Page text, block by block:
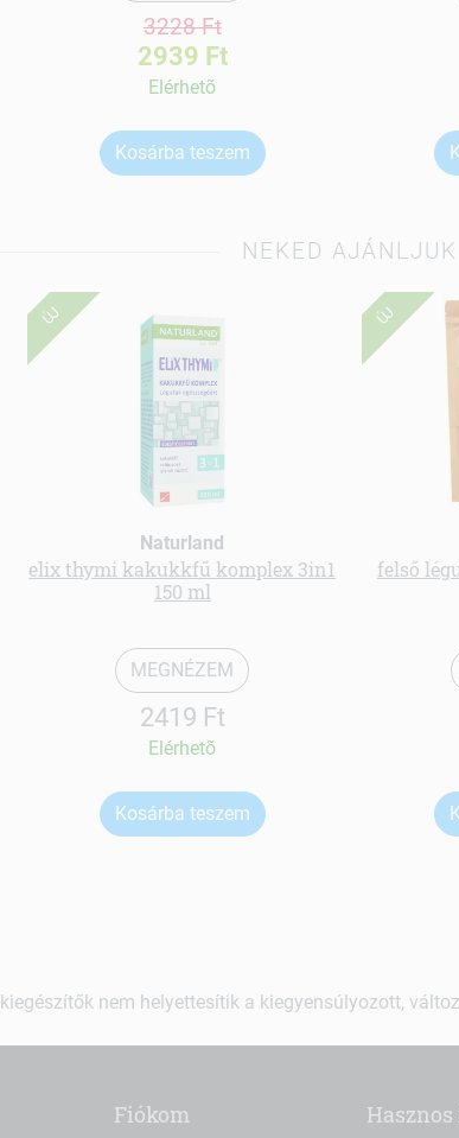
3228 Ft
2939 Ft
Elérhetõ
Kosárba teszem
NEKED AJÁNLJUK
ÚJ
Naturland
elix thymi kakukkfű komplex 3in1
150 ml
MEGNÉZEM
2419 Ft
Elérhetõ
Kosárba teszem
ÚJ
felső
nem helyettesítik a kiegyensúlyozott,
Fiókom